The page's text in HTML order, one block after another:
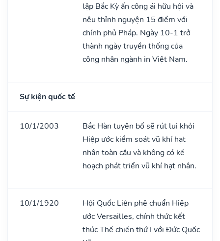
lập Bắc Kỳ ấn công ái hữu hội và
nêu thỉnh nguyện 15 điểm với
chính phủ Pháp. Ngày 10-1 trở
thành ngày truyền thống của
công nhân ngành in Việt Nam.
Sự kiện quốc tế
10/1/2003
Bắc Hàn tuyên bố sẽ rút lui khỏi
Hiệp ước kiểm soát vũ khí hạt
nhân toàn cầu và không có kế
hoạch phát triển vũ khí hạt nhân.
10/1/1920
Hội Quốc Liên phê chuẩn Hiệp
ước Versailles, chính thức kết
thúc Thế chiến thứ I với Đức Quốc